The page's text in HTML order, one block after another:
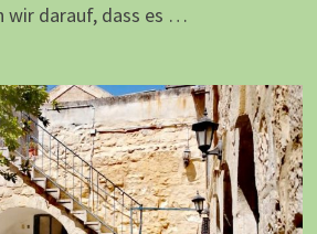
wir darauf, dass es …